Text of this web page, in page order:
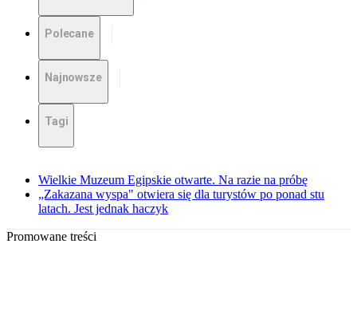
Polecane
Najnowsze
Tagi
Wielkie Muzeum Egipskie otwarte. Na razie na próbę
„Zakazana wyspa" otwiera się dla turystów po ponad stu
latach. Jest jednak haczyk
Promowane treści